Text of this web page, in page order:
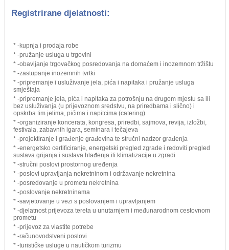
Registrirane djelatnosti:
* -kupnja i prodaja robe
* -pružanje usluga u trgovini
* -obavljanje trgovačkog posredovanja na domaćem i inozemnom tržištu
* -zastupanje inozemnih tvrtki
* -pripremanje i usluživanje jela, pića i napitaka i pružanje usluga
smještaja
* -pripremanje jela, pića i napitaka za potrošnju na drugom mjestu sa ili
bez usluživanja (u prijevoznom sredstvu, na priredbama i slično) i
opskrba tim jelima, pićima i napitcima (catering)
* -organiziranje koncerata, kongresa, priredbi, sajmova, revija, izložbi,
festivala, zabavnih igara, seminara i tečajeva
* -projektiranje i građenje građevina te stručni nadzor građenja
* -energetsko certificiranje, energetski pregled zgrade i redoviti pregled
sustava grijanja i sustava hlađenja ili klimatizacije u zgradi
* -stručni poslovi prostornog uređenja
* -poslovi upravljanja nekretninom i održavanje nekretnina
* -posredovanje u prometu nekretnina
* -poslovanje nekretninama
* -savjetovanje u vezi s poslovanjem i upravljanjem
* -djelatnost prijevoza tereta u unutarnjem i međunarodnom cestovnom
prometu
* -prijevoz za vlastite potrebe
* -računovodstveni poslovi
* -turističke usluge u nautičkom turizmu